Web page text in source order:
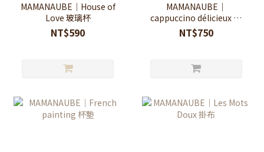
MAMANAUBE｜House of
Love 玻璃杯
NT$590
MAMANAUBE｜
cappuccino délicieux 帶
蓋玻璃量杯
NT$750